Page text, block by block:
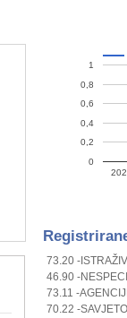
0
0,2
0,4
0,6
0,8
1
73.20 -
46.90 -
73.11 -
70.22 -